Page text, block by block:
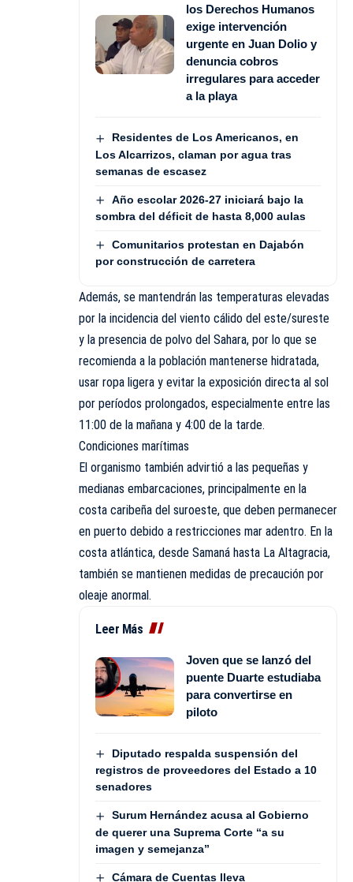
los Derechos Humanos
exige intervención
urgente en Juan Dolio y
denuncia cobros
irregulares para acceder
a la playa
Residentes de Los Americanos, en
Los Alcarrizos, claman por agua tras
semanas de escasez
Año escolar 2026-27 iniciará bajo la
sombra del déficit de hasta 8,000 aulas
Comunitarios protestan en Dajabón
por construcción de carretera
Además, se mantendrán las temperaturas elevadas
por la incidencia del viento cálido del este/sureste
y la presencia de polvo del Sahara, por lo que se
recomienda a la población mantenerse hidratada,
usar ropa ligera y evitar la exposición directa al sol
por períodos prolongados, especialmente entre las
11:00 de la mañana y 4:00 de la tarde.
Condiciones marítimas
El organismo también advirtió a las pequeñas y
medianas embarcaciones, principalmente en la
costa caribeña del suroeste, que deben permanecer
en puerto debido a restricciones mar adentro. En la
costa atlántica, desde Samaná hasta La Altagracia,
también se mantienen medidas de precaución por
oleaje anormal.
Leer Más
Joven que se lanzó del
puente Duarte estudiaba
para convertirse en
piloto
Diputado respalda suspensión del
registros de proveedores del Estado a 10
senadores
Surum Hernández acusa al Gobierno
de querer una Suprema Corte “a su
imagen y semejanza”
Cámara de Cuentas lleva